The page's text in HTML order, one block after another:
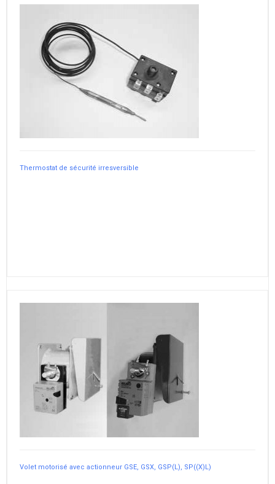
Thermostat de sécurité irresversible
Volet motorisé avec actionneur GSE, GSX, GSP(L), SP((X)L)